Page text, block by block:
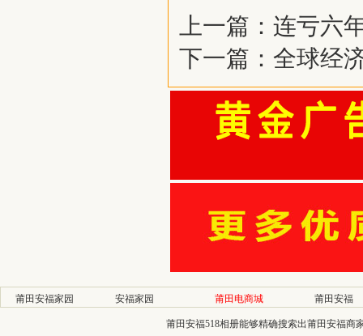
上一篇： 连亏六
下一篇： 全球经
莆田安福家园 安福家园 莆田电商城 莆田安福
莆田安福518相册能够精确搜索出莆田安福商